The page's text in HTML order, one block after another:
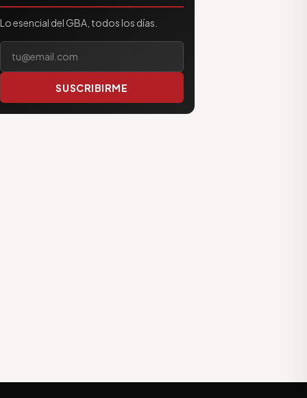
Lo esencial del GBA, todos los días.
Tu correo electrónico
SUSCRIBIRME